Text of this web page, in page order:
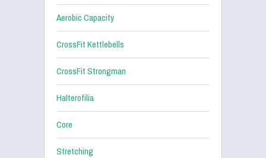
Aerobic Capacity
CrossFit Kettlebells
CrossFit Strongman
Halterofilia
Core
Stretching